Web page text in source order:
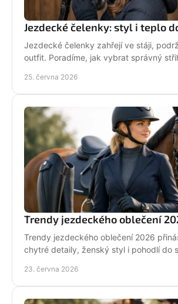
Jezdecké čelenky: styl i teplo
Jezdecké čelenky zahřejí ve stáji,
outfit. Poradíme, jak vybrat správný
25. června 2026
Trendy jezdeckého oblečení
Trendy jezdeckého oblečení 2026
chytré detaily, ženský styl i pohodlí do
23. června 2026